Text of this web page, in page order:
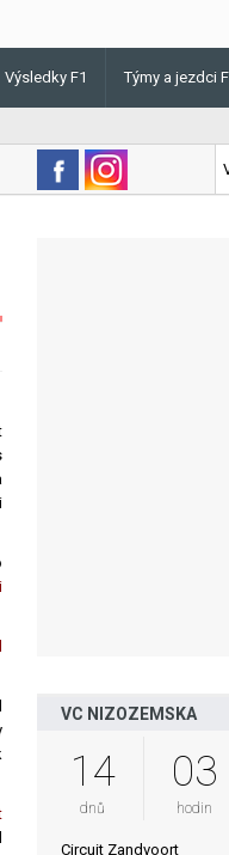
Výsledky F1 Týmy a jezdci
Norris v Maďarsku letos
VC NIZOZEMSKA
14
dnů
03
hodin
Circuit Zandvoort